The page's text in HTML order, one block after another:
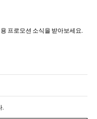
프로모션 소식을 받아보세요.
.